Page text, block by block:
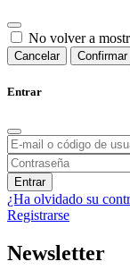
No volver a
Cancelar Confirmar
Entrar
Entrar
¿Ha olvidado su
Registrarse
Newsletter